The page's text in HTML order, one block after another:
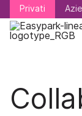
Privati
Privati